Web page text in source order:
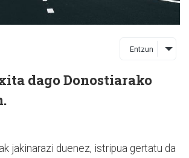
Entzun
dago Donostiarako
jakinarazi duenez, istripua gertatu da